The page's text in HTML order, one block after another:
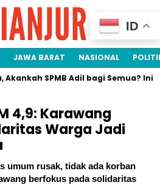
JAWA BARAT NASIONAL
Adil bagi Semua? Ini Faktanya!
4,9: Karawang
Warga Jadi
umum rusak, tidak ada korban
berfokus pada solidaritas
ID